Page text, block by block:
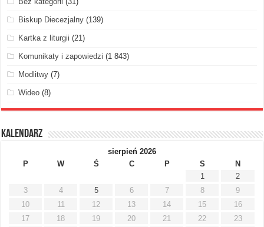
Biskup Diecezjalny (139)
Kartka z liturgii (21)
Komunikaty i zapowiedzi (1 843)
Modlitwy (7)
Wideo (8)
Kalendarz
sierpień 2026
P
W Ś C P S
N
1
2
3
4 5 6 7 8
9
10
11 12 13 14 15
16
17
18 19 20 21 22
23